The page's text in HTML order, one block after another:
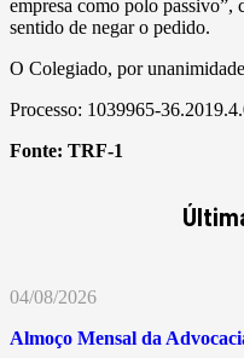
empresa como polo
sentido de negar o pedido.
O Colegiado, por
Processo: 1039965-
Fonte: TRF-1
04/08/2026
Almoço Mensal da